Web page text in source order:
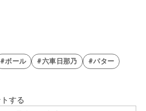
#ボール #六車日那乃
#パター